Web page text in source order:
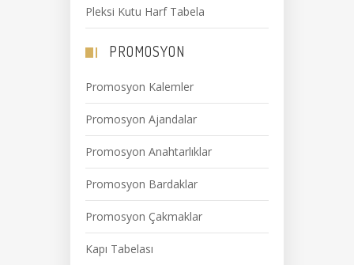
Pleksi Kutu Harf Tabela
PROMOSYON
Promosyon Kalemler
Promosyon Ajandalar
Promosyon Anahtarlıklar
Promosyon Bardaklar
Promosyon Çakmaklar
Kapı Tabelası